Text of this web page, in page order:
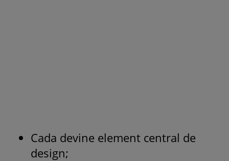
Cada devine element central de
design;